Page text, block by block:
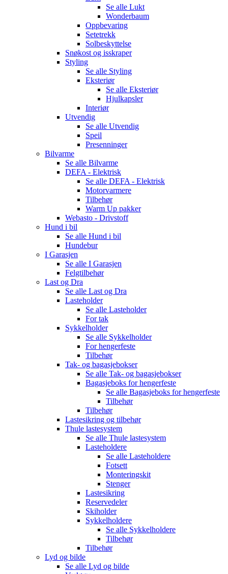
Se alle Lukt
Wonderbaum
Oppbevaring
Setetrekk
Solbeskyttelse
Snøkost og isskraper
Styling
Se alle Styling
Eksteriør
Se alle Eksteriør
Hjulkapsler
Interiør
Utvendig
Se alle Utvendig
Speil
Presenninger
Bilvarme
Se alle Bilvarme
DEFA - Elektrisk
Se alle DEFA - Elektrisk
Motorvarmere
Tilbehør
Warm Up pakker
Webasto - Drivstoff
Hund i bil
Se alle Hund i bil
Hundebur
I Garasjen
Se alle I Garasjen
Felgtilbehør
Last og Dra
Se alle Last og Dra
Lasteholder
Se alle Lasteholder
For tak
Sykkelholder
Se alle Sykkelholder
For hengerfeste
Tilbehør
Tak- og bagasjebokser
Se alle Tak- og bagasjebokser
Bagasjeboks for hengerfeste
Se alle Bagasjeboks for hengerfeste
Tilbehør
Tilbehør
Lastesikring og tilbehør
Thule lastesystem
Se alle Thule lastesystem
Lasteholdere
Se alle Lasteholdere
Fotsett
Monteringskit
Stenger
Lastesikring
Reservedeler
Skiholder
Sykkelholdere
Se alle Sykkelholdere
Tilbehør
Tilbehør
Lyd og bilde
Se alle Lyd og bilde